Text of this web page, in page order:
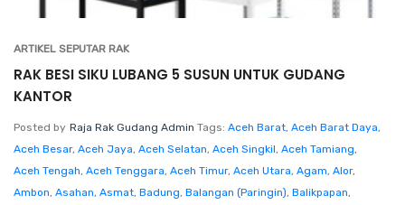
ARTIKEL SEPUTAR RAK
RAK BESI SIKU LUBANG 5 SUSUN UNTUK GUDANG
KANTOR
Posted by Raja Rak Gudang Admin Tags: Aceh Barat, Aceh Barat Daya,
Aceh Besar, Aceh Jaya, Aceh Selatan, Aceh Singkil, Aceh Tamiang,
Aceh Tengah, Aceh Tenggara, Aceh Timur, Aceh Utara, Agam, Alor,
Ambon, Asahan, Asmat, Badung, Balangan (Paringin), Balikpapan,